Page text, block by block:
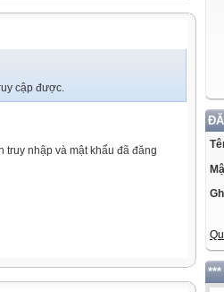
***
cập được.
truy nhập và mật khẩu đã đăng